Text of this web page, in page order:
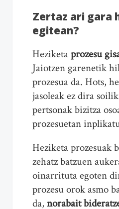
Zertaz ari gara
egitean?
Heziketaprozesu
Jaiotzen garenetik
prozesua da. Hots,
jasoleak ez dira
pertsonak bizitza
prozesuetan
Heziketa prozesuak
zehatz batzuen
oinarrituta egoten
prozesu orok asmo
da, norabait